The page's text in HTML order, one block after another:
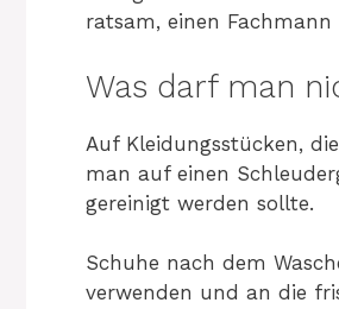
ratsam, einen
Was darf man
Auf Kleidungsstücken,
man auf einen
gereinigt werden sollte.
Schuhe nach dem
verwenden und an die